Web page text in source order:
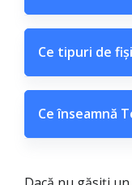
Ce tipuri de
Ce înseamnă